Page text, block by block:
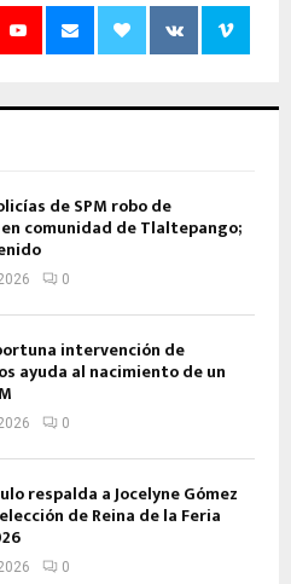
de SPM robo de
comunidad de Tlaltepango;
0
intervención de
ayuda al nacimiento de un
0
respalda a Jocelyne Gómez
de Reina de la Feria
0